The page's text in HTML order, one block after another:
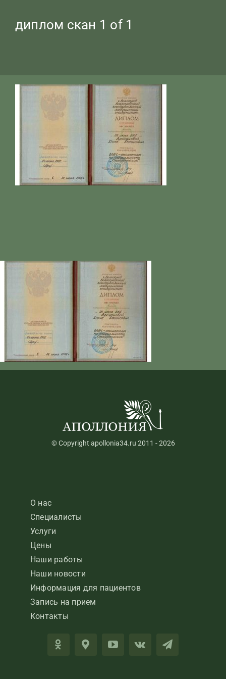
диплом скан 1 of 1
© Copyright apollonia34.ru 2011 - 2026
О нас
Специалисты
Услуги
Цены
Наши работы
Наши новости
Информация для пациентов
Запись на прием
Контакты